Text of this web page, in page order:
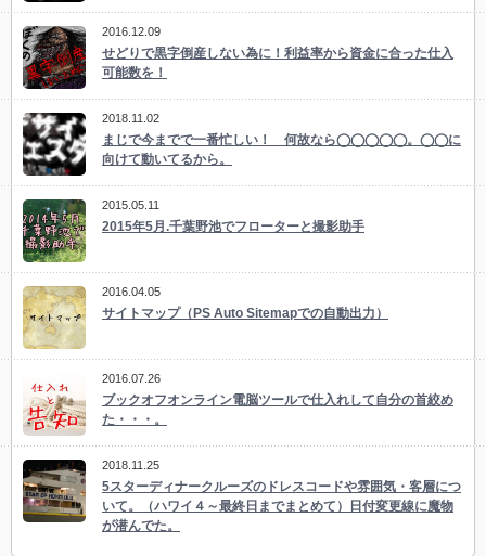
2016.12.09
せどりで黒字倒産しない為に！利益率から資金に合った仕入
可能数を！
2018.11.02
まじで今までで一番忙しい！ 何故なら◯◯◯◯◯。◯◯に
向けて動いてるから。
2015.05.11
2015年5月.千葉野池でフローターと撮影助手
2016.04.05
サイトマップ（PS Auto Sitemapでの自動出力）
2016.07.26
ブックオフオンライン電脳ツールで仕入れして自分の首絞め
た・・・。
2018.11.25
5スターディナークルーズのドレスコードや雰囲気・客層につ
いて。（ハワイ４～最終日までまとめて）日付変更線に魔物
が潜んでた。